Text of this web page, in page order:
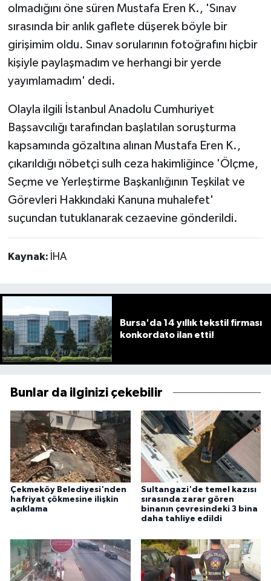
olmadığını öne süren Mustafa Eren K., 'Sınav
sırasında bir anlık gaflete düşerek böyle bir
girişimim oldu. Sınav sorularının fotoğrafını hiçbir
kişiyle paylaşmadım ve herhangi bir yerde
yayımlamadım' dedi.
Olayla ilgili İstanbul Anadolu Cumhuriyet
Başsavcılığı tarafından başlatılan soruşturma
kapsamında gözaltına alınan Mustafa Eren K.,
çıkarıldığı nöbetçi sulh ceza hakimliğince 'Ölçme,
Seçme ve Yerleştirme Başkanlığının Teşkilat ve
Görevleri Hakkındaki Kanuna muhalefet'
suçundan tutuklanarak cezaevine gönderildi.
Kaynak: İHA
Bursa'da 14 yıllık tekstil firması
konkordato ilan etti!
Bunlar da ilginizi çekebilir
Çekmeköy Belediyesi'nden
hafriyat çökmesine ilişkin
açıklama
Sultangazi'de temel kazısı
sırasında zarar gören
binanın çevresindeki 3 bina
daha tahliye edildi